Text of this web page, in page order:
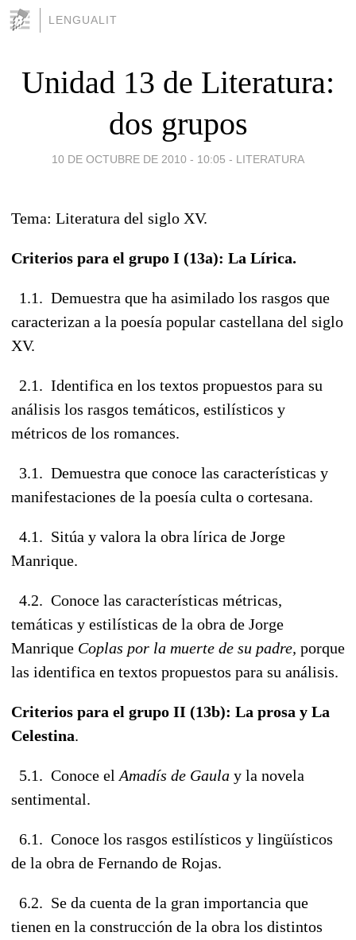
LENGUALIT
Unidad 13 de Literatura:
dos grupos
10 DE OCTUBRE DE 2010 - 10:05 - LITERATURA
Tema: Literatura del siglo XV.
Criterios para el grupo I (13a): La Lírica.
1.1. Demuestra que ha asimilado los rasgos que
caracterizan a la poesía popular castellana del siglo
XV.
2.1. Identifica en los textos propuestos para su
análisis los rasgos temáticos, estilísticos y
métricos de los romances.
3.1. Demuestra que conoce las características y
manifestaciones de la poesía culta o cortesana.
4.1. Sitúa y valora la obra lírica de Jorge
Manrique.
4.2. Conoce las características métricas,
temáticas y estilísticas de la obra de Jorge
Manrique Coplas por la muerte de su padre, porque
las identifica en textos propuestos para su análisis.
Criterios para el grupo II (13b): La prosa y La
Celestina.
5.1. Conoce el Amadís de Gaula y la novela
sentimental.
6.1. Conoce los rasgos estilísticos y lingüísticos
de la obra de Fernando de Rojas.
6.2. Se da cuenta de la gran importancia que
tienen en la construcción de la obra los distintos